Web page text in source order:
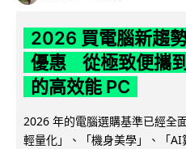
2026 買電腦新趨
優惠 從極致便攜
的高效能 PC
2026 年的電腦選購基準已經全
輕量化」、「機身美學」、「